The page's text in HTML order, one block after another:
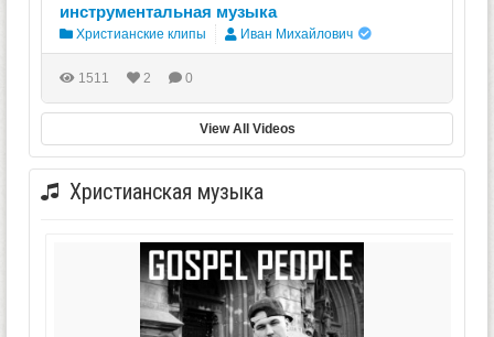
инструментальная музыка
Христианские клипы Иван Михайлович
1511 2 0
View All Videos
Христианская музыка